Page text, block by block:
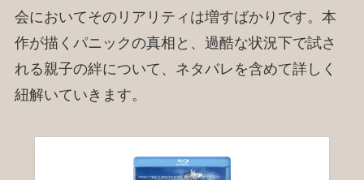
会においてそのリアリティは増すばかりです。本
作が描くパニックの真相と、過酷な状況下で試さ
れる親子の絆について、ネタバレを含めて詳しく
紐解いていきます。